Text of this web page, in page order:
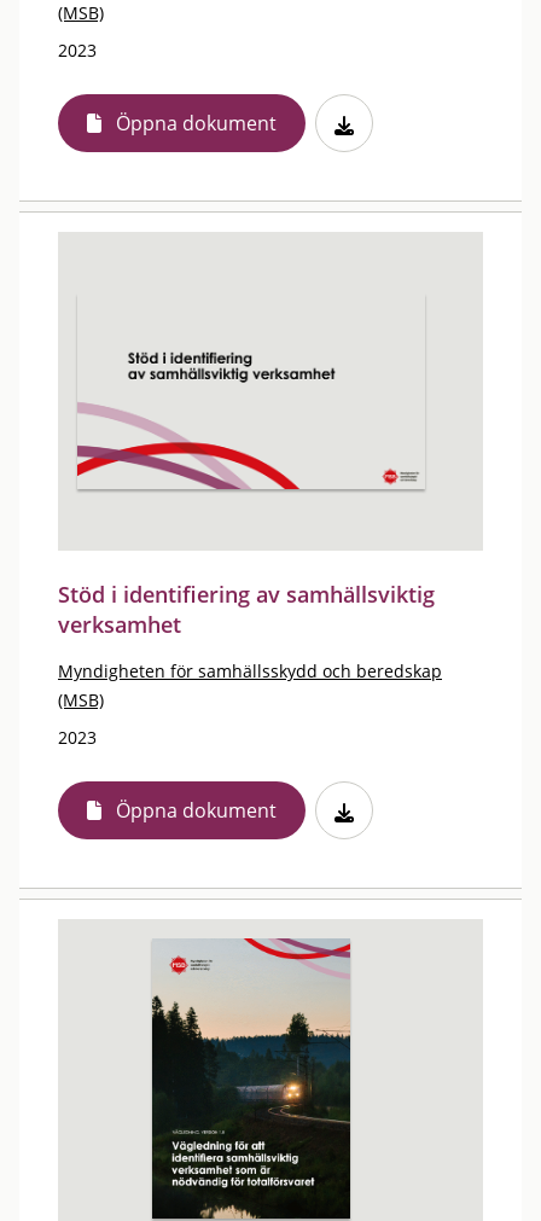
(MSB)
2023
Öppna dokument
Stöd i identifiering av samhällsviktig
verksamhet
Myndigheten för samhällsskydd och beredskap
(MSB)
2023
Öppna dokument